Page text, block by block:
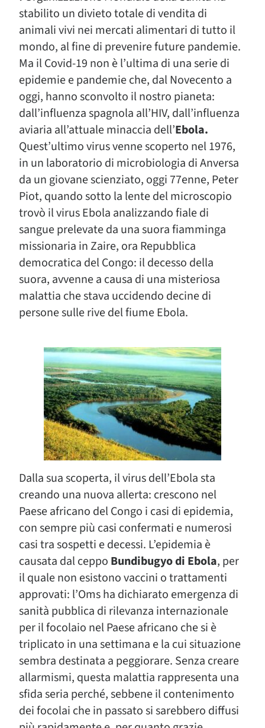
stabilito un divieto totale di vendita di
animali vivi nei mercati alimentari di tutto il
mondo, al fine di prevenire future pandemie.
Ma il Covid-19 non è l’ultima di una serie di
epidemie e pandemie che, dal Novecento a
oggi, hanno sconvolto il nostro pianeta:
dall’influenza spagnola all’HIV, dall’influenza
aviaria all’attuale minaccia dell’Ebola.
Quest’ultimo virus venne scoperto nel 1976,
in un laboratorio di microbiologia di Anversa
da un giovane scienziato, oggi 77enne, Peter
Piot, quando sotto la lente del microscopio
trovò il virus Ebola analizzando fiale di
sangue prelevate da una suora fiamminga
missionaria in Zaire, ora Repubblica
democratica del Congo: il decesso della
suora, avvenne a causa di una misteriosa
malattia che stava uccidendo decine di
persone sulle rive del fiume Ebola.
Dalla sua scoperta, il virus dell’Ebola sta
creando una nuova allerta: crescono nel
Paese africano del Congo i casi di epidemia,
con sempre più casi confermati e numerosi
casi tra sospetti e decessi. L’epidemia è
causata dal ceppo Bundibugyo di Ebola, per
il quale non esistono vaccini o trattamenti
approvati: l’Oms ha dichiarato emergenza di
sanità pubblica di rilevanza internazionale
per il focolaio nel Paese africano che si è
triplicato in una settimana e la cui situazione
sembra destinata a peggiorare. Senza creare
allarmismi, questa malattia rappresenta una
sfida seria perché, sebbene il contenimento
dei focolai che in passato si sarebbero diffusi